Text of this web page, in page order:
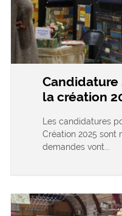
Candidature
la création
Les candidatures
Création 2025 sont
demandes vont...